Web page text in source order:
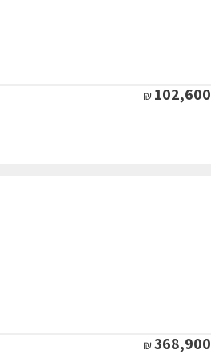
102,600
368,900